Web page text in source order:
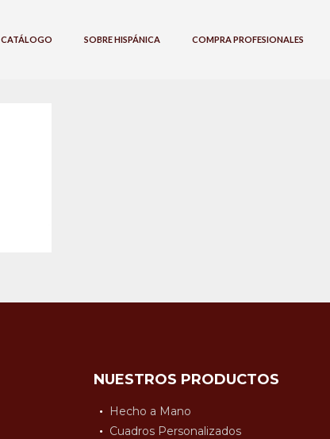
CATÁLOGO SOBRE HISPÁNICA COMPRA PROFESIONALES
NUESTROS PRODUCTOS
Hecho a Mano
Cuadros Personalizados